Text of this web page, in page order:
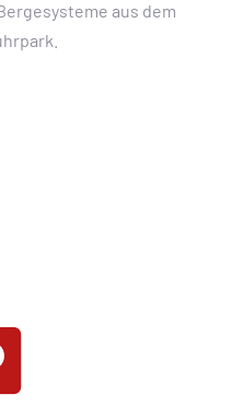
aus dem